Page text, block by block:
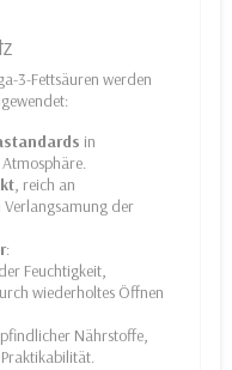
3-Fettsäuren werden
in
, reich an
der
:
Feuchtigkeit,
wiederholtes Öffnen
Nährstoffe,